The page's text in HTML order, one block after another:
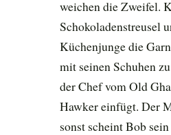
weichen die Zweifel.
Schokoladenstreusel
Küchenjunge die
mit seinen Schuhen
der Chef vom Old
Hawker einfügt. Der
sonst scheint Bob